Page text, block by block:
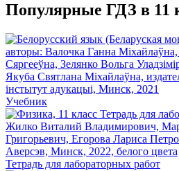
Популярные ГДЗ в 11
Учебник
Тетрадь для лабораторных работ